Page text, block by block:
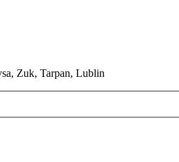
Zuk, Tarpan, Lublin